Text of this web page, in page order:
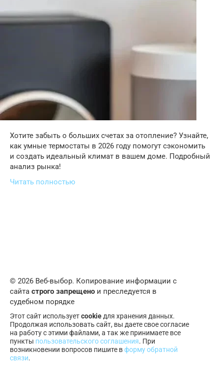
Хотите забыть о больших счетах за отопление? Узнайте,
как умные термостаты в 2026 году помогут сэкономить
и создать идеальный климат в вашем доме. Подробный
анализ рынка!
Читать полностью
© 2026 Веб-выбор. Копирование информации с
сайта строго запрещено и преследуется в
судебном порядке
Этот сайт используетcookie для хранения данных.
Продолжая использовать сайт, вы даете свое согласие
на работу с этими файлами, а так же принимаете все
пункты пользовательского соглашения. При
возникновении вопросов пишите вформу обратной
связи.